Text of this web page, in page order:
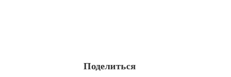
Поделиться